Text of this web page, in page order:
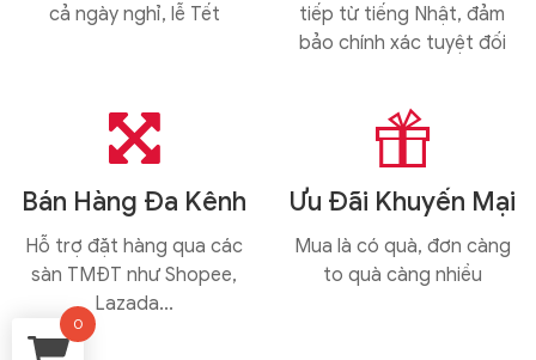
cả ngày nghỉ, lễ Tết
tiếp từ tiếng Nhật, đảm
bảo chính xác tuyệt đối

Bán Hàng Đa Kênh
Hỗ trợ đặt hàng qua các
sàn TMĐT như Shopee,
Lazada...

Ưu Đãi Khuyến Mại
Mua là có quà, đơn càng
to quà càng nhiều
0